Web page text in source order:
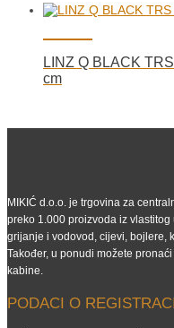
LINZ Q BLACK
cm
MIKIĆ d.o.o. je trgovina za
preko 1.000 proizvoda iz
grijanje i vodovod, cijevi, bojlere,
Također, u ponudi možete
kabine.
PODACI O